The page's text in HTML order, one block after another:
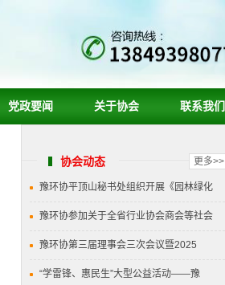
党政要闻 关于协会 联系我们
更多>>
协会动态
豫环协平顶山秘书处组织开展《园林绿化
豫环协参加关于全省行业协会商会等社会
豫环协第三届理事会三次会议暨2025
“学雷锋、惠民生”大型公益活动——豫